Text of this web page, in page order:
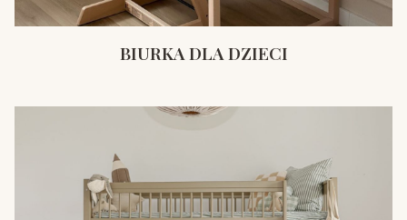
BIURKA DLA DZIECI